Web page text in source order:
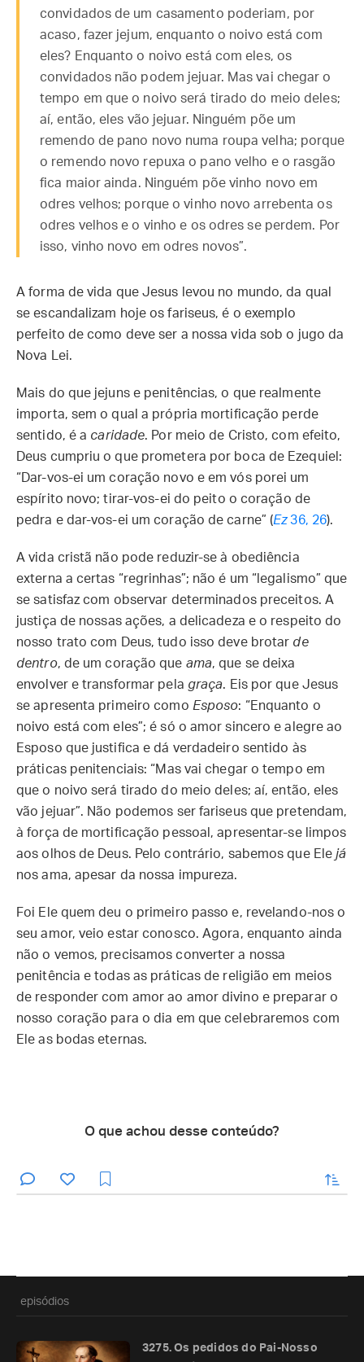
convidados de um casamento poderiam, por
acaso, fazer jejum, enquanto o noivo está com
eles? Enquanto o noivo está com eles, os
convidados não podem jejuar. Mas vai chegar o
tempo em que o noivo será tirado do meio deles;
aí, então, eles vão jejuar. Ninguém põe um
remendo de pano novo numa roupa velha; porque
o remendo novo repuxa o pano velho e o rasgão
fica maior ainda. Ninguém põe vinho novo em
odres velhos; porque o vinho novo arrebenta os
odres velhos e o vinho e os odres se perdem. Por
isso, vinho novo em odres novos”.
A forma de vida que Jesus levou no mundo, da qual
se escandalizam hoje os fariseus, é o exemplo
perfeito de como deve ser a nossa vida sob o jugo da
Nova Lei.
Mais do que jejuns e penitências, o que realmente
importa, sem o qual a própria mortificação perde
sentido, é a caridade. Por meio de Cristo, com efeito,
Deus cumpriu o que prometera por boca de Ezequiel:
“Dar-vos-ei um coração novo e em vós porei um
espírito novo; tirar-vos-ei do peito o coração de
pedra e dar-vos-ei um coração de carne” (Ez36, 26).
A vida cristã não pode reduzir-se à obediência
externa a certas “regrinhas”; não é um “legalismo” que
se satisfaz com observar determinados preceitos. A
justiça de nossas ações, a delicadeza e o respeito do
nosso trato com Deus, tudo isso deve brotar de
dentro, de um coração que ama, que se deixa
envolver e transformar pela graça. Eis por que Jesus
se apresenta primeiro como Esposo: “Enquanto o
noivo está com eles”; é só o amor sincero e alegre ao
Esposo que justifica e dá verdadeiro sentido às
práticas penitenciais: “Mas vai chegar o tempo em
que o noivo será tirado do meio deles; aí, então, eles
vão jejuar”. Não podemos ser fariseus que pretendam,
à força de mortificação pessoal, apresentar-se limpos
aos olhos de Deus. Pelo contrário, sabemos que Elejá
nos ama, apesar da nossa impureza.
Foi Ele quem deu o primeiro passo e, revelando-nos o
seu amor, veio estar conosco. Agora, enquanto ainda
não o vemos, precisamos converter a nossa
penitência e todas as práticas de religião em meios
de responder com amor ao amor divino e preparar o
nosso coração para o dia em que celebraremos com
Ele as bodas eternas.
O que achou desse conteúdo?
enviar
episódios
3275. Os pedidos do Pai-Nosso